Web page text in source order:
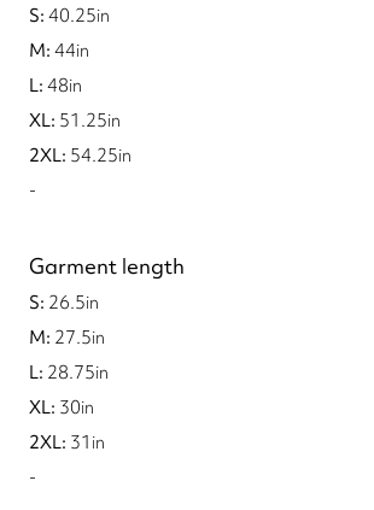
40.25in
44in
48in
51.25in
54.25in
-
Garment length
26.5in
27.5in
28.75in
30in
31 in
-